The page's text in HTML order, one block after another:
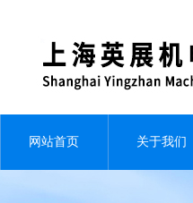
网站首页 关于我们